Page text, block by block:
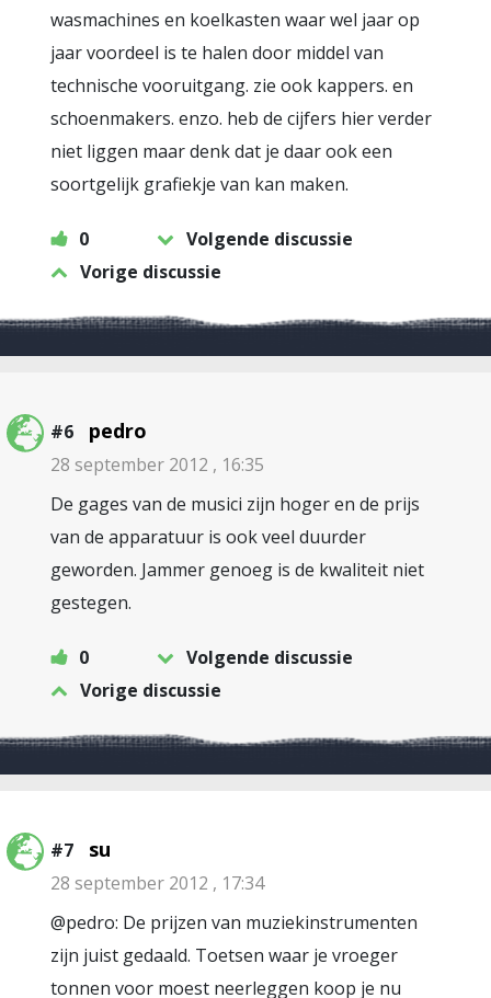
wasmachines en koelkasten waar wel jaar op
jaar voordeel is te halen door middel van
technische vooruitgang. zie ook kappers. en
schoenmakers. enzo. heb de cijfers hier verder
niet liggen maar denk dat je daar ook een
soortgelijk grafiekje van kan maken.
0
Volgende discussie
Vorige discussie
#6 pedro
28 september 2012 , 16:35
De gages van de musici zijn hoger en de prijs
van de apparatuur is ook veel duurder
geworden. Jammer genoeg is de kwaliteit niet
gestegen.
0
Volgende discussie
Vorige discussie
#7 su
28 september 2012 , 17:34
@pedro: De prijzen van muziekinstrumenten
zijn juist gedaald. Toetsen waar je vroeger
tonnen voor moest neerleggen koop je nu